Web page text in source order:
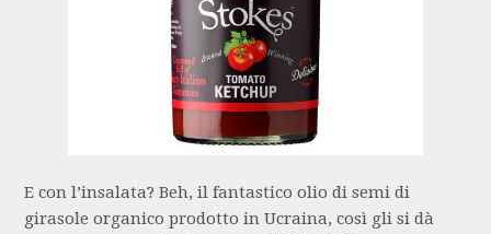
E con l’insalata? Beh, il fantastico olio di semi di
girasole organico prodotto in Ucraina, così gli si dà